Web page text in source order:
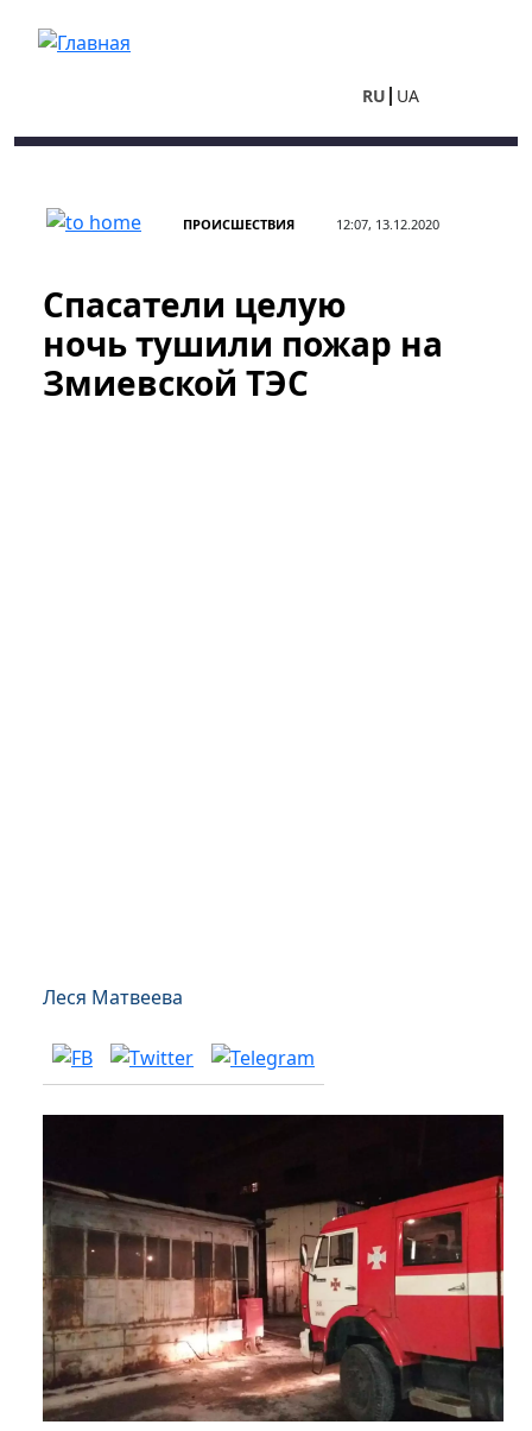
RU UA
ПРОИСШЕСТВИЯ 12:07, 13.12.2020
Спасатели целую
ночь тушили пожар на
Змиевской ТЭС
Леся Матвеева